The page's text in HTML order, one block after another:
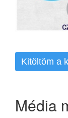
Kitöltöm a
Média